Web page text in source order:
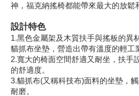
神，福克納搖椅都能帶來最大的放鬆
設計特色
1.黑色金屬架及木質扶手與搖板的異
貓抓布坐墊，營造出帶有溫度的輕工
2.寬大的椅面空間舒適又耐坐，扶手
的舒適度。
3.貓抓布(又稱科技布)面料的坐墊，
耐磨。